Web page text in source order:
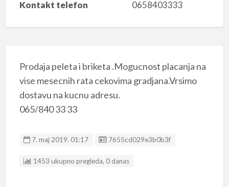
Kontakt telefon
0658403333
Prodaja peleta i briketa .Mogucnost placanja na
vise mesecnih rata cekovima gradjana.Vrsimo
dostavu na kucnu adresu.
065/840 33 33
7. maj 2019. 01:17 Listing ID
7655cd029e3b0b3f
1453 ukupno pregleda, 0 danas